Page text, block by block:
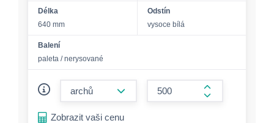
Délka
640 mm
Odstín
vysoce bílá
Balení
paleta / nerysované
form.increase-
Zobrazit vaši cenu